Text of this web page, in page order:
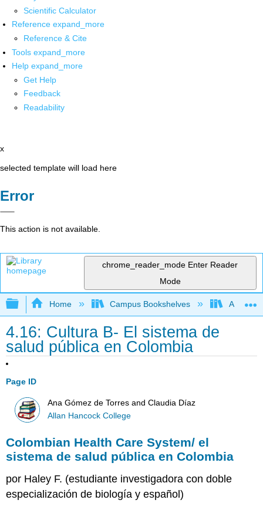
Scientific Calculator
Reference expand_more
Reference & Cite
Tools expand_more
Help expand_more
Get Help
Feedback
Readability
x
selected template will load here
Error
This action is not available.
chrome_reader_mode Enter Reader
Mode
Expand/collapse global hierarchy
Home Campus Bookshelves Allan
4.16: Cultura B- El sistema de
salud pública en Colombia
Page ID
Ana Gómez de Torres and Claudia Díaz
Allan Hancock College
Colombian Health Care System/ el
sistema de salud pública en Colombia
por Haley F. (estudiante investigadora con doble
especialización de biología y español)